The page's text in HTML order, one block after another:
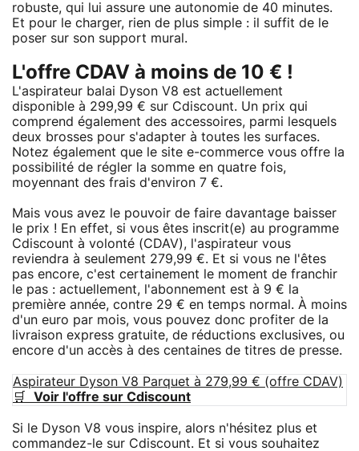
robuste, qui lui assure une autonomie de 40 minutes.
Et pour le charger, rien de plus simple : il suffit de le
poser sur son support mural.
L'offre CDAV à moins de 10 € !
L'aspirateur balai Dyson V8 est actuellement
disponible à 299,99 € sur Cdiscount. Un prix qui
comprend également des accessoires, parmi lesquels
deux brosses pour s'adapter à toutes les surfaces.
Notez également que le site e-commerce vous offre la
possibilité de régler la somme en quatre fois,
moyennant des frais d'environ 7 €.
Mais vous avez le pouvoir de faire davantage baisser
le prix ! En effet, si vous êtes inscrit(e) au programme
Cdiscount à volonté (CDAV), l'aspirateur vous
reviendra à seulement 279,99 €. Et si vous ne l'êtes
pas encore, c'est certainement le moment de franchir
le pas : actuellement, l'abonnement est à 9 € la
première année, contre 29 € en temps normal. À moins
d'un euro par mois, vous pouvez donc profiter de la
livraison express gratuite, de réductions exclusives, ou
encore d'un accès à des centaines de titres de presse.
Aspirateur Dyson V8 Parquet à 279,99 € (offre CDAV)
🛒 Voir l'offre sur Cdiscount
Si le Dyson V8 vous inspire, alors n'hésitez plus et
commandez-le sur Cdiscount. Et si vous souhaitez